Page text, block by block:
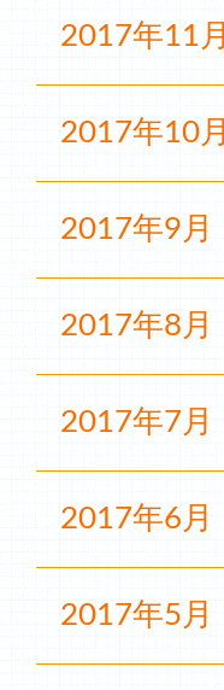
2017年11月
2017年10月
2017年9月
2017年8月
2017年7月
2017年6月
2017年5月